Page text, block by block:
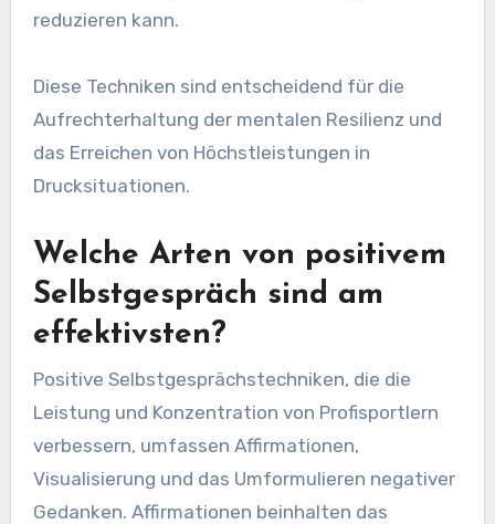
reduzieren kann.
Diese Techniken sind entscheidend für die
Aufrechterhaltung der mentalen Resilienz und
das Erreichen von Höchstleistungen in
Drucksituationen.
Welche Arten von positivem
Selbstgespräch sind am
effektivsten?
Positive Selbstgesprächstechniken, die die
Leistung und Konzentration von Profisportlern
verbessern, umfassen Affirmationen,
Visualisierung und das Umformulieren negativer
Gedanken. Affirmationen beinhalten das